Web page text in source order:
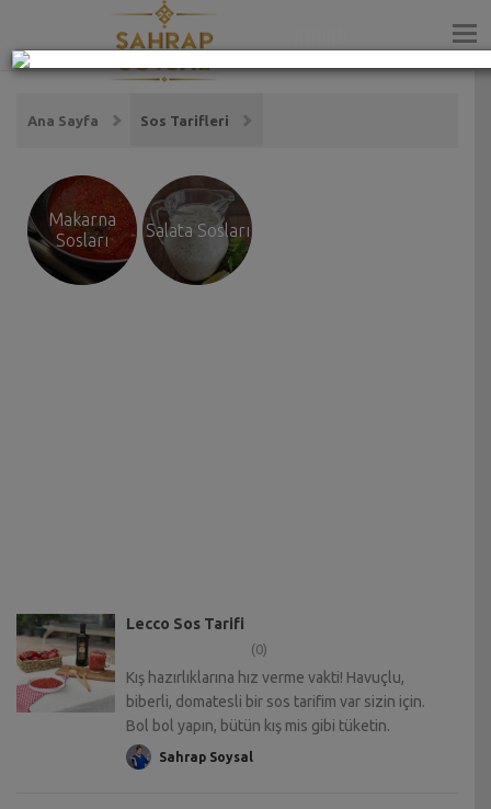
Ana Sayfa Sos Tarifleri
Makarna
Sosları
Salata Sosları
Lecco Sos Tarifi
(0)
Kış hazırlıklarına hız verme vakti! Havuçlu,
biberli, domatesli bir sos tarifim var sizin için.
Bol bol yapın, bütün kış mis gibi tüketin.
Sahrap Soysal